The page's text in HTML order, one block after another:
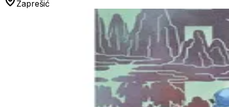
Zaprešić